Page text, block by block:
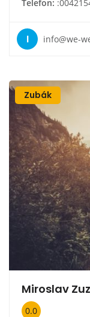
Telefon:
I info@we-
Zubák
Miroslav
0.0